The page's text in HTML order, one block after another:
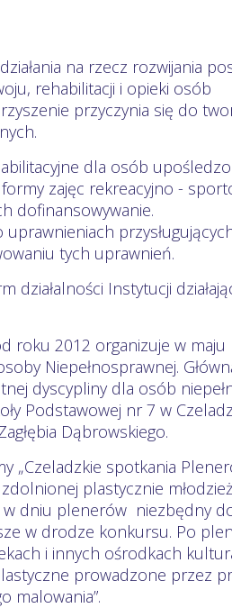
na rzecz rozwijania
rehabilitacji i opieki osób
przyczynia się do
dla osób
zajęc rekreacyjno -
dofinansowywanie.
tych uprawnień.
działalności Instytucji
roku 2012 organizuje w
Niepełnosprawnej.
dyscypliny dla osób
Podstawowej nr 7 w
Dąbrowskiego.
„Czeladzkie spotkania
plastycznie
w dniu plenerów niezbędny
w drodze konkursu. Po
i innych ośrodkach
prowadzone przez
malowania”.